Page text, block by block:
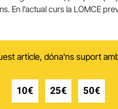
En l’actual curs la LOMCE
article, dóna'ns suport
10€ 25€ 50€